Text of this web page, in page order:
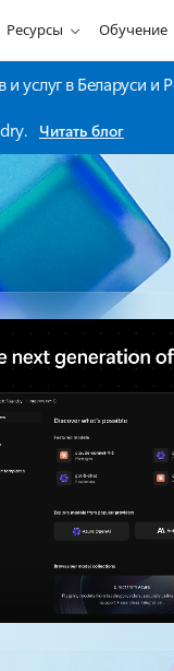
Ресурсы Обучение
услуг в Беларуси и
Читать блог